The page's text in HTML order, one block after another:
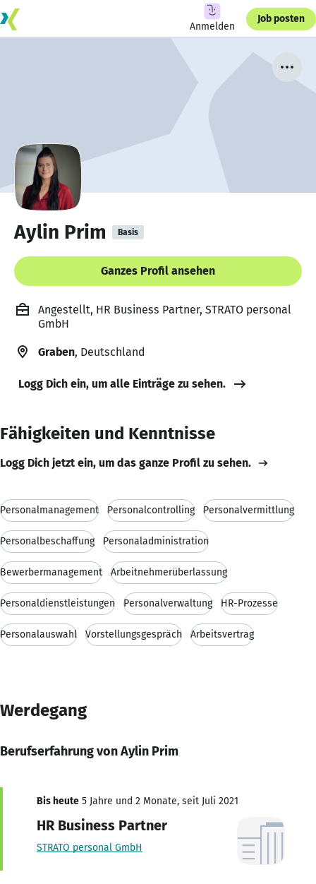
Anmelden
Job posten
Aylin Prim Basis
Ganzes Profil ansehen
Angestellt, HR Business Partner, STRATO personal
GmbH
Graben, Deutschland
Logg Dich ein, um alle Einträge zu sehen.
Fähigkeiten und Kenntnisse
Logg Dich jetzt ein, um das ganze Profil zu sehen.
Personalmanagement Personalcontrolling Personalvermittlung
Personalbeschaffung Personaladministration
Bewerbermanagement Arbeitnehmerüberlassung
Personaldienstleistungen Personalverwaltung HR-Prozesse
Personalauswahl Vorstellungsgespräch Arbeitsvertrag
Werdegang
Berufserfahrung von Aylin Prim
Bis heute 5 Jahre und 2 Monate, seit Juli 2021
HR Business Partner
STRATO personal GmbH